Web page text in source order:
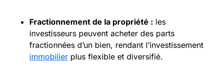
Fractionnement de la propriété : les
investisseurs peuvent acheter des parts
fractionnées d’un bien, rendant l’investissement
immobilier plus flexible et diversifié.